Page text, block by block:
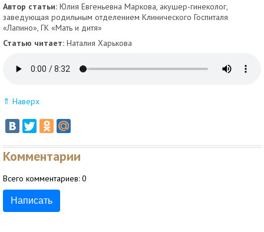
Автор статьи: Юлия Евгеньевна Маркова, акушер-гинеколог,
заведующая родильным отделением Клини­ческого Госпиталя
«Лапино», ГК «Мать и дитя»
Статью читает: Наталия Харькова
⇑ Наверх
Комментарии
Всего комментариев: 0
Написать